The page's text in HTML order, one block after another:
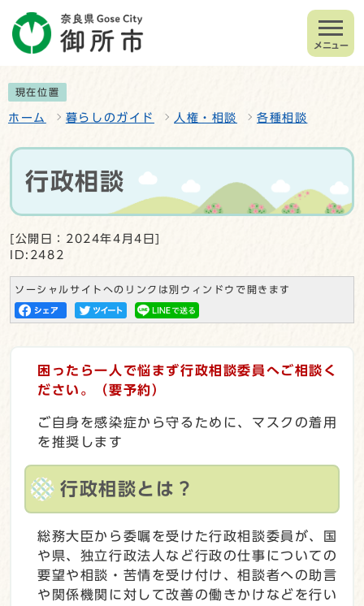
メニュー
現在位置
ホーム 暮らしのガイド 人権・相談 各種相談
行政相談
[公開日：2024年4月4日]
ID:2482
ソーシャルサイトへのリンクは別ウィンドウで開きます
困ったら一人で悩まず行政相談委員へご相談く
ださい。（要予約）
ご自身を感染症から守るために、マスクの着用
を推奨します
行政相談とは？
総務大臣から委嘱を受けた行政相談委員が、国
や県、独立行政法人など行政の仕事についての
要望や相談・苦情を受け付け、相談者への助言
や関係機関に対して改善の働きかけなどを行い